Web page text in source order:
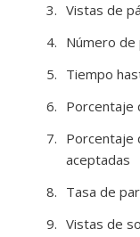
Vistas de
Número de
Tiempo
Porcentaje
Porcentaje
aceptadas
Tasa de
Vistas de